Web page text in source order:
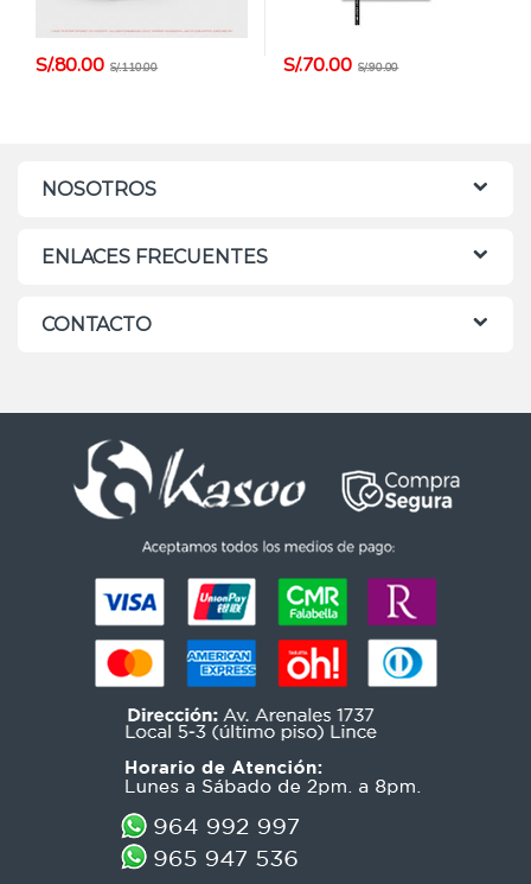
S/.80.00 S/.110.00 S/.70.00 S/.90.00
NOSOTROS
ENLACES FRECUENTES
CONTACTO